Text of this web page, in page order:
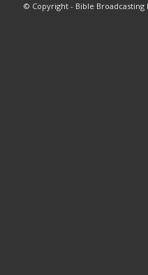
© Copyright - Bible Broadcasting